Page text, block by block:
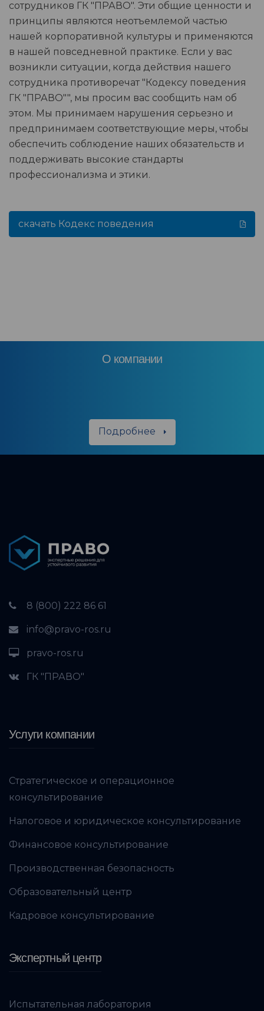
сотрудников ГК "ПРАВО". Эти общие ценности и
принципы являются неотъемлемой частью
нашей корпоративной культуры и применяются
в нашей повседневной практике. Если у вас
возникли ситуации, когда действия нашего
сотрудника противоречат "Кодексу поведения
ГК "ПРАВО"", мы просим вас сообщить нам об
этом. Мы принимаем нарушения серьезно и
предпринимаем соответствующие меры, чтобы
обеспечить соблюдение наших обязательств и
поддерживать высокие стандарты
профессионализма и этики.
скачать Кодекс поведения
О компании
Подробнее
8 (800) 222 86 61
info@pravo-ros.ru
pravo-ros.ru
ГК "ПРАВО"
Услуги компании
Стратегическое и операционное
консультирование
Налоговое и юридическое консультирование
Финансовое консультирование
Производственная безопасность
Образовательный центр
Кадровое консультирование
Экспертный центр
Испытательная лаборатория